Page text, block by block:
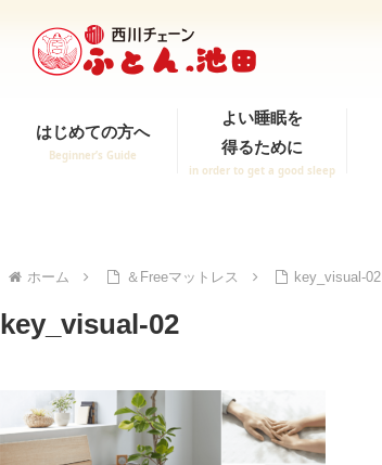
はじめての方へ
Beginner’s Guide
よい睡眠を
得るために
in order to get a good sleep
ホーム ＆Freeマットレス key_visual-02
key_visual-02